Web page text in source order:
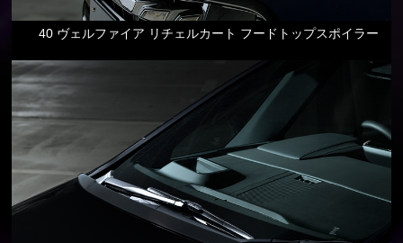
40 ヴェルファイア リチェルカート フードトップスポイラー